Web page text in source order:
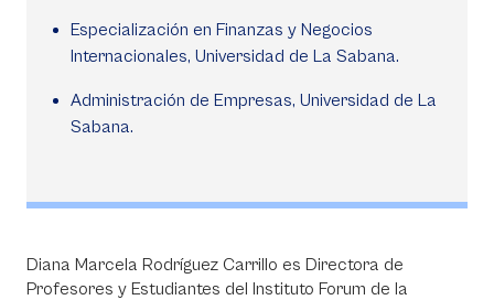
Especialización en Finanzas y Negocios
Internacionales, Universidad de La Sabana.
Administración de Empresas, Universidad de La
Sabana.
Diana Marcela Rodríguez Carrillo es Directora de
Profesores y Estudiantes del Instituto Forum de la